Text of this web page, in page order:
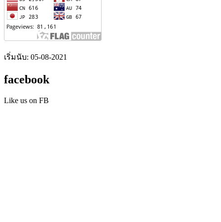
เริ่มนับ: 05-08-2021
facebook
Like us on FB